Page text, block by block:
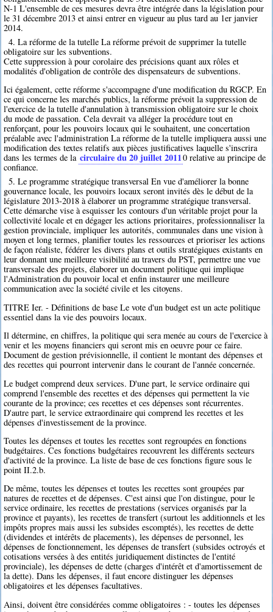
N-1 L'ensemble de ces mesures devra être intégrée dans la législation pour
le 31 décembre 2013 et ainsi entrer en vigueur au plus tard au 1er janvier
2014.
4. La réforme de la tutelle La réforme prévoit de supprimer la tutelle
obligatoire sur les subventions.
Cette suppression à pour corolaire des précisions quant aux rôles et
modalités d'obligation de contrôle des dispensateurs de subventions.
Ici également, cette réforme s'accompagne d'une modification du RGCP. En
ce qui concerne les marchés publics, la réforme prévoit la suppression de
l'exercice de la tutelle d'annulation à transmission obligatoire sur le choix
du mode de passation. Cela devrait va alléger la procédure tout en
renforçant, pour les pouvoirs locaux qui le souhaitent, une concertation
préalable avec l'administration La réforme de la tutelle impliquera aussi une
modification des textes relatifs aux pièces justificatives laquelle s'inscrira
dans les termes de la circulaire du 20 juillet 20110 relative au principe de
confiance.
5. Le programme stratégique transversal En vue d'améliorer la bonne
gouvernance locale, les pouvoirs locaux seront invités dès le début de la
législature 2013-2018 à élaborer un programme stratégique transversal.
Cette démarche vise à esquisser les contours d'un véritable projet pour la
collectivité locale et en dégager les actions prioritaires, professionnaliser la
gestion provinciale, impliquer les autorités, communales dans une vision à
moyen et long termes, planifier toutes les ressources et prioriser les actions
de façon réaliste, fédérer les divers plans et outils stratégiques existants en
leur donnant une meilleure visibilité au travers du PST, permettre une vue
transversale des projets, élaborer un document politique qui implique
l'Administration du pouvoir local et enfin instaurer une meilleure
communication avec la société civile et les citoyens.
TITRE Ier. - Définitions de base Le vote d'un budget est un acte politique
essentiel dans la vie des pouvoirs locaux.
Il détermine, en chiffres, la politique qui sera menée au cours de l'exercice à
venir et les moyens financiers qui seront mis en oeuvre pour ce faire.
Document de gestion prévisionnelle, il contient le montant des dépenses et
des recettes qui pourront intervenir dans le courant de l'année concernée.
Le budget comprend deux services. D'une part, le service ordinaire qui
comprend l'ensemble des recettes et des dépenses qui permettent la vie
courante de la province; ces recettes et ces dépenses sont récurrentes.
D'autre part, le service extraordinaire qui comprend les recettes et les
dépenses d'investissement de la province.
Toutes les dépenses et toutes les recettes sont regroupées en fonctions
budgétaires. Ces fonctions budgétaires recouvrent les différents secteurs
d'activité de la province. La liste de base de ces fonctions figure sous le
point II.2.b.
De même, toutes les dépenses et toutes les recettes sont groupées par
natures de recettes et de dépenses. C'est ainsi que l'on distingue, pour le
service ordinaire, les recettes de prestations (services organisés par la
province et payants), les recettes de transfert (surtout les additionnels et les
impôts propres mais aussi les subsides escomptés), les recettes de dette
(dividendes et intérêts de placements), les dépenses de personnel, les
dépenses de fonctionnement, les dépenses de transfert (subsides octroyés et
cotisations versées à des entités juridiquement distinctes de l'entité
provinciale), les dépenses de dette (charges d'intérêt et d'amortissement de
la dette). Dans les dépenses, il faut encore distinguer les dépenses
obligatoires et les dépenses facultatives.
Ainsi, doivent être considérées comme obligatoires : - toutes les dépenses